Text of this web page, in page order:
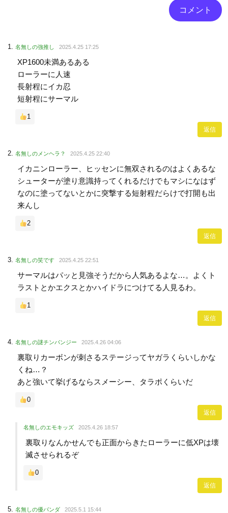
名無しの強推し 2025.4.25 17:25
XP1600未満あるある
ローラーに人速
長射程にイカ忍
短射程にサーマル
1
返信
名無しのメンヘラ？ 2025.4.25 22:40
イカニンローラー、ヒッセンに無双されるのはよくあるな
シューターが塗り意識持ってくれるだけでもマシになはず
なのに塗ってないとかに突撃する短射程だらけで打開も出
来んし
2
返信
名無しの笑です 2025.4.25 22:51
サーマルはパッと見強そうだから人気あるよな…。よくト
ラストとかエクスとかハイドラにつけてる人見るわ。
1
返信
名無しの謎チンパンジー 2025.4.26 04:06
裏取りカーボンが刺さるステージってヤガラくらいしかな
くね…？
あと強いて挙げるならスメーシー、タラポくらいだ
0
返信
名無しのエモキッズ 2025.4.26 18:57
裏取りなんかせんでも正面からきたローラーに低XPは壊
滅させられるぞ
0
返信
名無しの優パンダ 2025.5.1 15:44